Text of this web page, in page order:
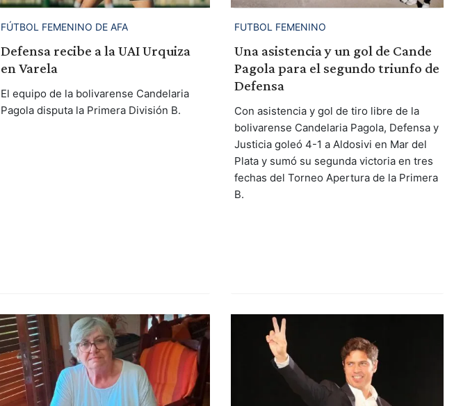
FÚTBOL FEMENINO DE AFA
Defensa recibe a la UAI Urquiza
en Varela
El equipo de la bolivarense Candelaria
Pagola disputa la Primera División B.
FUTBOL FEMENINO
Una asistencia y un gol de Cande
Pagola para el segundo triunfo de
Defensa
Con asistencia y gol de tiro libre de la
bolivarense Candelaria Pagola, Defensa y
Justicia goleó 4-1 a Aldosivi en Mar del
Plata y sumó su segunda victoria en tres
fechas del Torneo Apertura de la Primera
B.